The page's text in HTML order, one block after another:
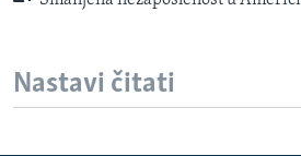
Nastavi čitati